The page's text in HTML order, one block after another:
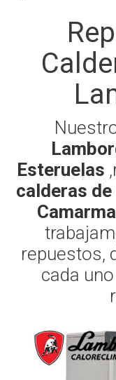
Esteruelas
calderas
repuestos,
cada